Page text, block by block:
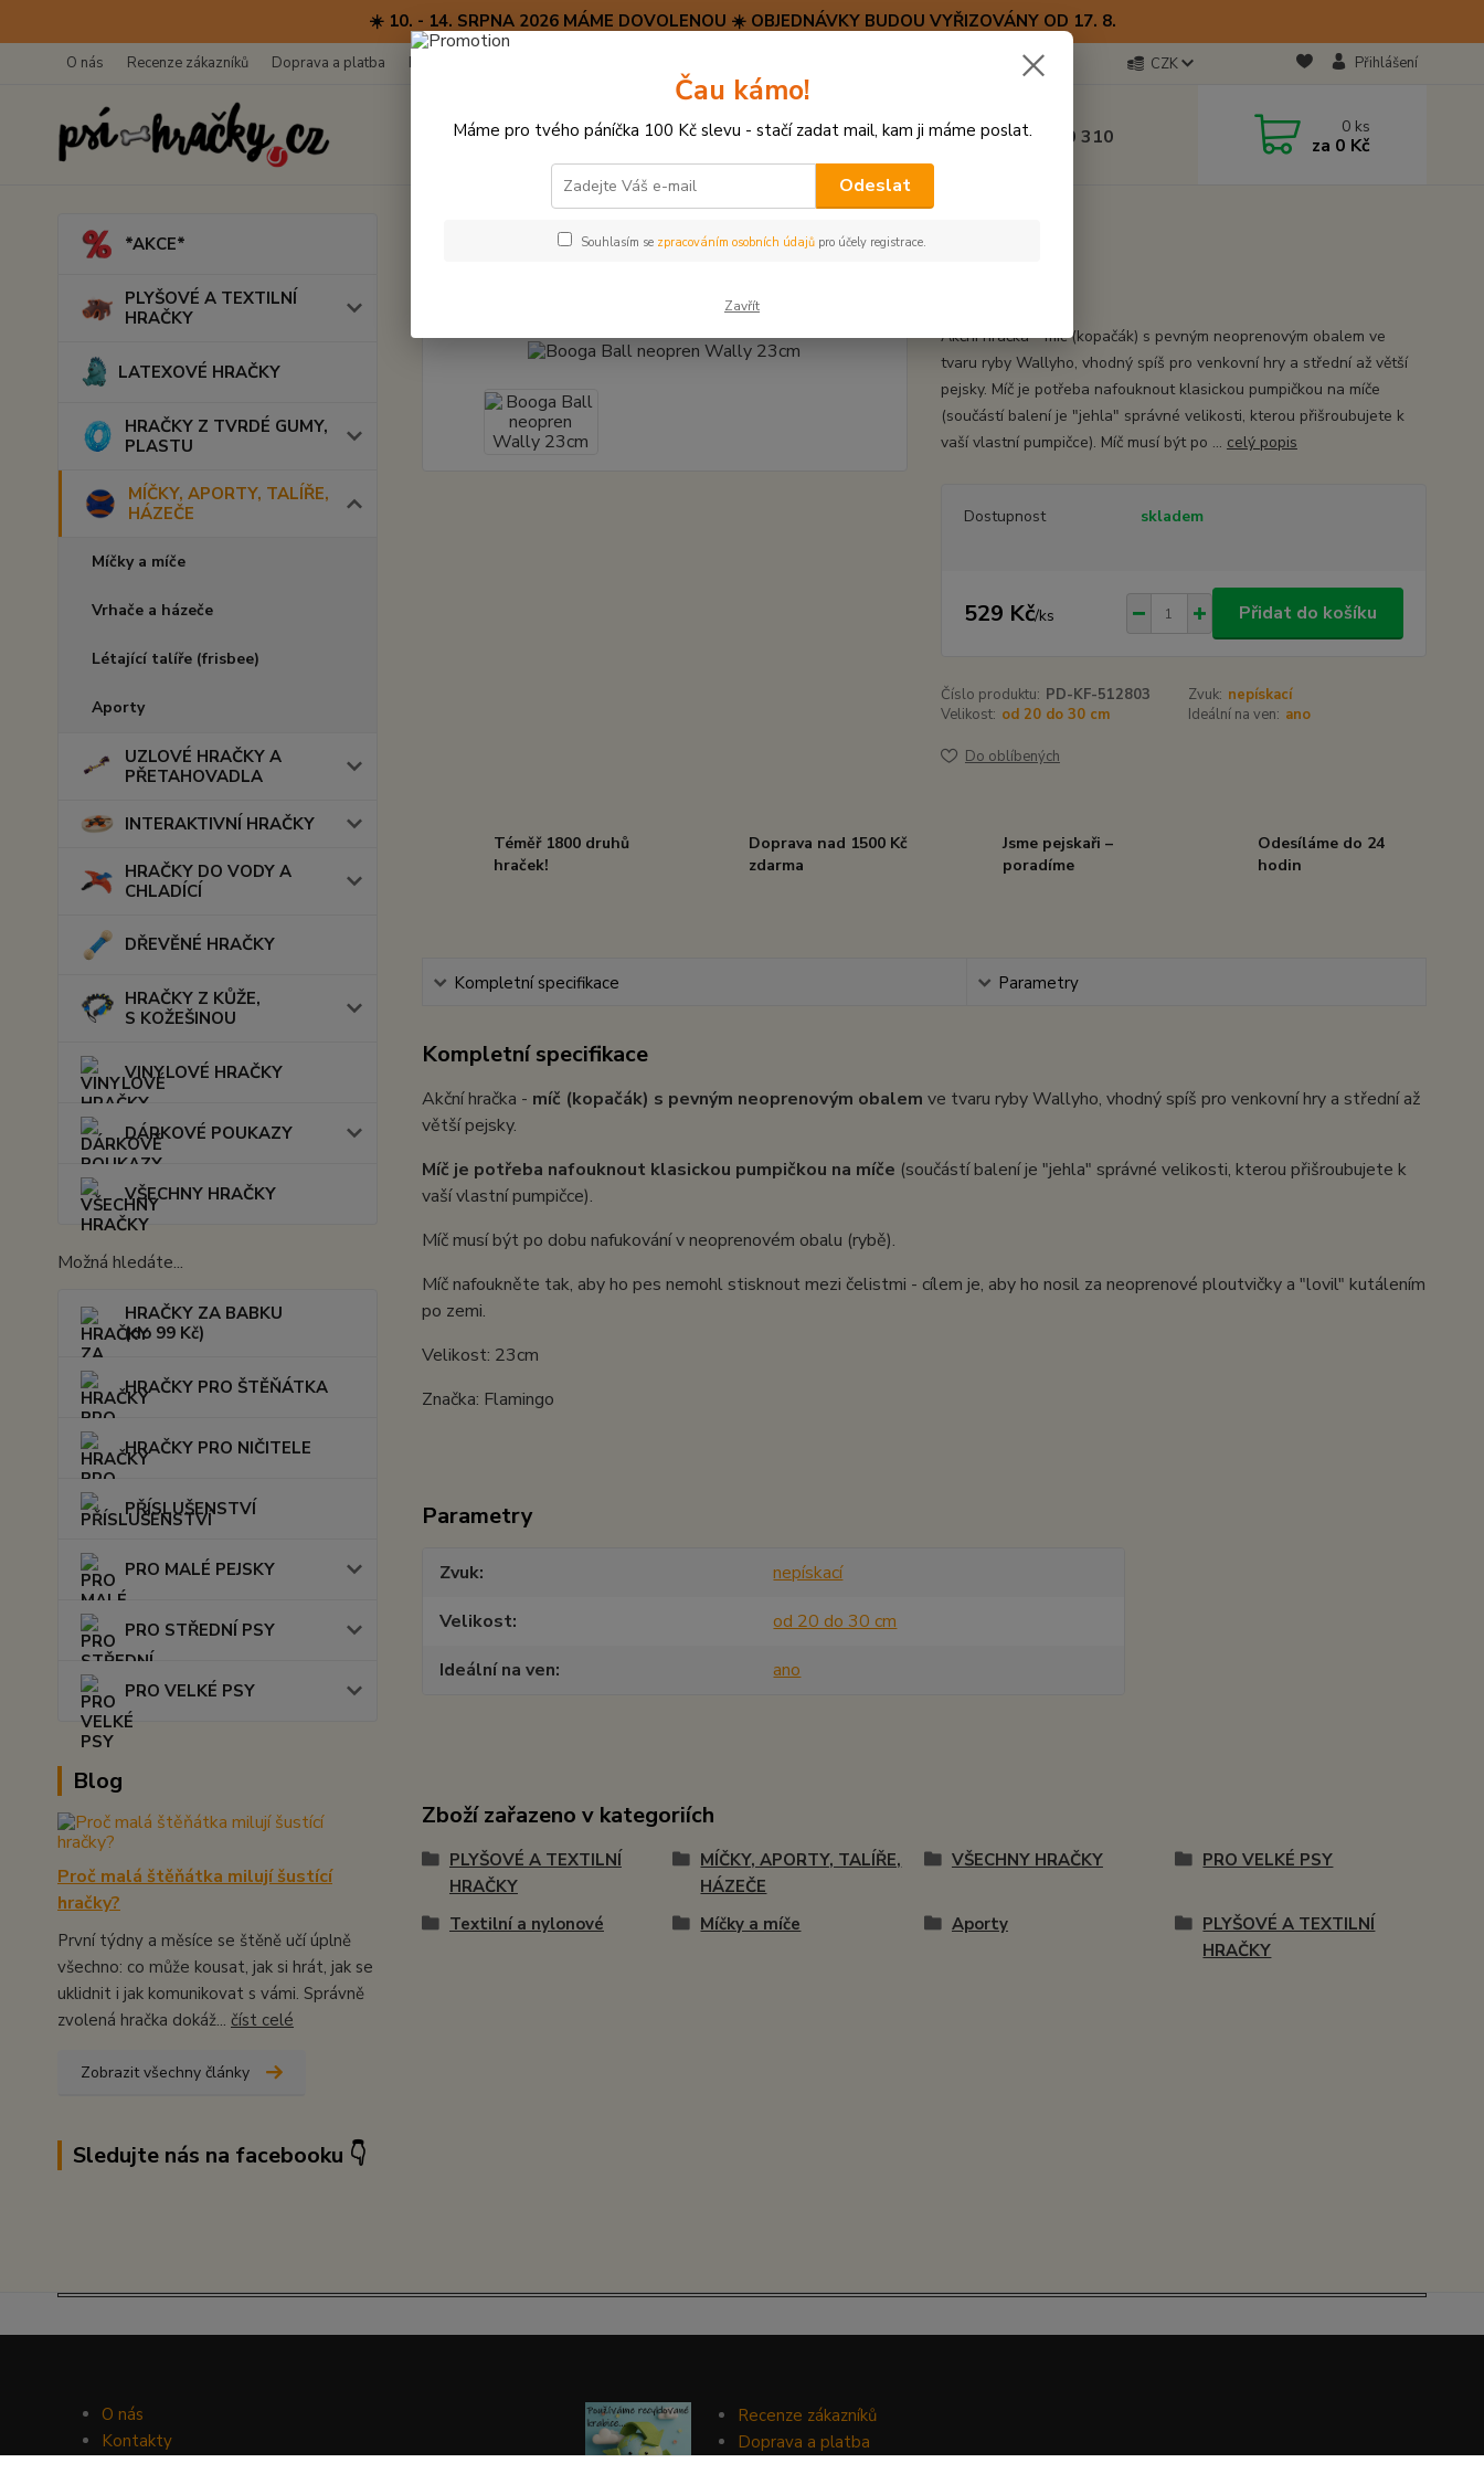
☀️ 10. - 14. SRPNA 2026 MÁME DOVOLENOU ☀️ OBJEDNÁVKY BUDOU VYŘIZOVÁNY OD 17. 8.
O nás Recenze zákazníků Doprava a platba Kontakty CZK Přihlášení
Hledat (+420) 723 770 310 0 ks
za 0 Kč
*AKCE*
PLYŠOVÉ A TEXTILNÍ
HRAČKY
LATEXOVÉ HRAČKY
HRAČKY Z TVRDÉ GUMY,
PLASTU
MÍČKY, APORTY, TALÍŘE,
HÁZEČE
Míčky a míče
Vrhače a házeče
Létající talíře (frisbee)
Aporty
UZLOVÉ HRAČKY A
PŘETAHOVADLA
INTERAKTIVNÍ HRAČKY
HRAČKY DO VODY A
CHLADÍCÍ
DŘEVĚNÉ HRAČKY
HRAČKY Z KŮŽE,
S KOŽEŠINOU
VINYLOVÉ HRAČKY
DÁRKOVÉ POUKAZY
VŠECHNY HRAČKY
Možná hledáte...
HRAČKY ZA BABKU
(do 99 Kč)
HRAČKY PRO ŠTĚŇÁTKA
HRAČKY PRO NIČITELE
PŘÍSLUŠENSTVÍ
PRO MALÉ PEJSKY
PRO STŘEDNÍ PSY
PRO VELKÉ PSY
Blog
Proč malá štěňátka milují šustící
hračky?
První týdny a měsíce se štěně učí úplně
všechno: co může kousat, jak si hrát, jak se
uklidnit i jak komunikovat s vámi. Správně
zvolená hračka dokáž... číst celé
Zobrazit všechny články
Sledujte nás na facebooku 👇
Akční hračka - míč (kopačák) s pevným neoprenovým obalem ve
tvaru ryby Wallyho, vhodný spíš pro venkovní hry a střední až větší
pejsky. Míč je potřeba nafouknout klasickou pumpičkou na míče
(součástí balení je "jehla" správné velikosti, kterou přišroubujete k
vaší vlastní pumpičce). Míč musí být po ... celý popis
Dostupnost skladem
529 Kč/ks Přidat do košíku
Číslo produktu: PD-KF-512803 Zvuk: nepískací
Velikost: od 20 do 30 cm Ideální na ven: ano
Do oblíbených
Téměř 1800 druhů
hraček!
Doprava nad 1500 Kč
zdarma
Jsme pejskaři –
poradíme
Odesíláme do 24
hodin
Kompletní specifikace Parametry
Kompletní specifikace
Akční hračka - míč (kopačák) s pevným neoprenovým obalem ve tvaru ryby Wallyho, vhodný spíš pro venkovní hry a střední až
větší pejsky.
Míč je potřeba nafouknout klasickou pumpičkou na míče (součástí balení je "jehla" správné velikosti, kterou přišroubujete k
vaší vlastní pumpičce).
Míč musí být po dobu nafukování v neoprenovém obalu (rybě).
Míč nafoukněte tak, aby ho pes nemohl stisknout mezi čelistmi - cílem je, aby ho nosil za neoprenové ploutvičky a "lovil" kutálením
po zemi.
Velikost: 23cm
Značka: Flamingo
Parametry
Zvuk
nepískací
Velikost
od 20 do 30 cm
Ideální na ven
ano
Zboží zařazeno v kategoriích
PLYŠOVÉ A TEXTILNÍ
HRAČKY
MÍČKY, APORTY, TALÍŘE,
HÁZEČE
VŠECHNY HRAČKY PRO VELKÉ PSY
Textilní a nylonové Míčky a míče Aporty
PLYŠOVÉ A TEXTILNÍ
HRAČKY
O nás
Kontakty
Recenze zákazníků
Doprava a platba
Čau kámo!
Máme pro tvého páníčka 100 Kč slevu - stačí zadat mail, kam ji máme poslat.
Odeslat
Souhlasím se zpracováním osobních údajů pro účely registrace.
Zavřít